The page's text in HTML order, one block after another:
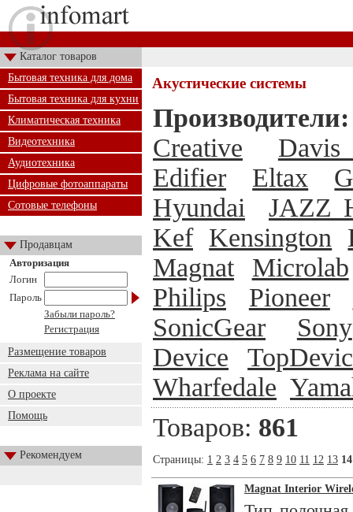
Каталог товаров
Бытовая техника для дома
Бытовая техника для кухни
Климатическая техника
Видеотехника
Аудиотехника
Цифровые фотоаппараты
Сотовые телефоны
Продавцам
Авторизация
Логин
Пароль
Забыли пароль?
Регистрация
Размещение товаров
Реклама на сайте
О проекте
Помощь
Рекомендуем
Акустические системы
Производители:
Creative
Davis
Edifier
Eltax
Hyundai
JAZZ
Kef Kensington
Magnat
Microlab
Philips
Pioneer
SonicGear
Sony
Device
Wharfedale
Товаров: 861
Страницы: 1 2 3 4 5 6 7 8 9 10 11 12 13 14
Magnat Interior